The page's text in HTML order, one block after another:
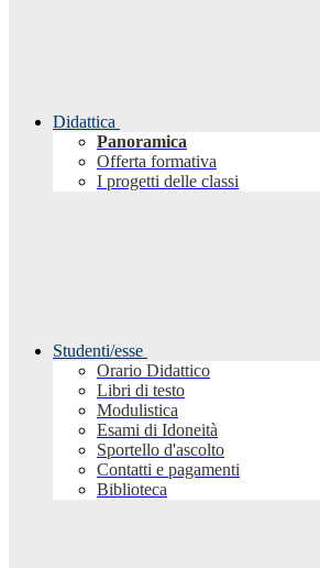
Didattica
Panoramica
Offerta formativa
I progetti delle classi
Studenti/esse
Orario Didattico
Libri di testo
Modulistica
Esami di Idoneità
Sportello d'ascolto
Contatti e pagamenti
Biblioteca